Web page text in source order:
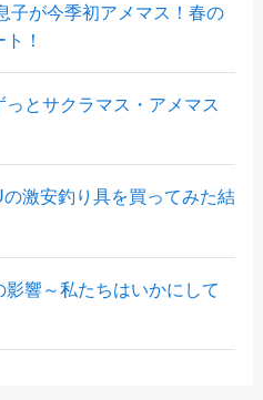
子が今季初アメマス！春の
！
っとサクラマス・アメマス
の激安釣り具を買ってみた結
響～私たちはいかにして